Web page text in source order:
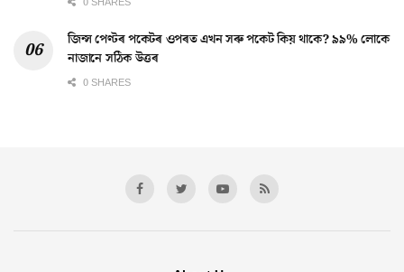
জিন্স পেণ্টৰ পকেটৰ ওপৰত এখন সৰু পকেট কিয় থাকে? ৯৯% লোকে
নাজানে সঠিক উত্তৰ
0 SHARES